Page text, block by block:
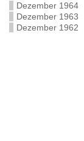
Dezember 1964
Dezember 1963
Dezember 1962